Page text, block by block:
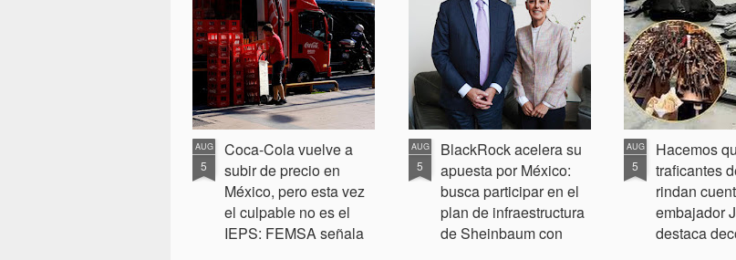
AUG
5
Coca-Cola vuelve a
subir de precio en
México, pero esta vez
el culpable no es el
IEPS: FEMSA señala
AUG
5
BlackRock acelera su
apuesta por México:
busca participar en el
plan de infraestructura
de Sheinbaum con
AUG
5
Hacemos
traficantes
rindan
embajador
destaca